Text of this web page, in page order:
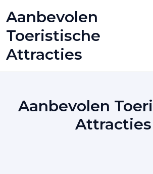
to
content
Aanbevolen
Toeristische
Attracties
Aanbevolen
Attracties